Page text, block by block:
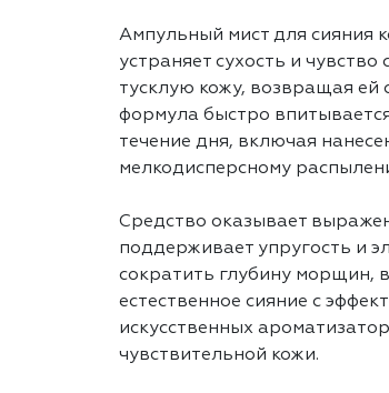
Ампульный мист для сияния
устраняет сухость и чувство
тусклую кожу, возвращая ей
формула быстро
течение дня, включая
мелкодисперсному
Средство оказывает
поддерживает упругость и
сократить глубину морщин,
естественное сияние с
искусственных
чувствительной кожи.